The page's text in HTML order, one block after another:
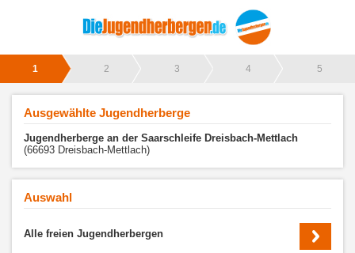
1 2 3 4 5
Ausgewählte Jugendherberge
Jugendherberge an der Saarschleife Dreisbach-Mettlach
(66693 Dreisbach-Mettlach)
Auswahl
Alle freien Jugendherbergen